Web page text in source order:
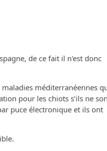
de ce fait il n'est donc
maladies méditerranéennes
pour les chiots s’ils ne
puce électronique et ils ont